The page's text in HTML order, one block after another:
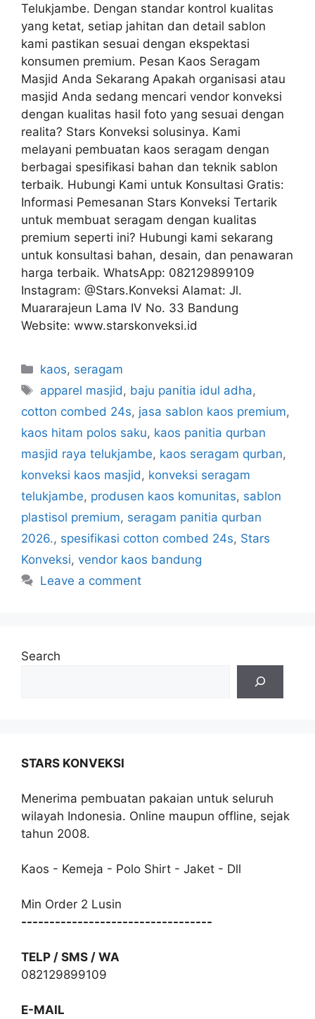
Telukjambe. Dengan standar kontrol kualitas
yang ketat, setiap jahitan dan detail sablon
kami pastikan sesuai dengan ekspektasi
konsumen premium. Pesan Kaos Seragam
Masjid Anda Sekarang Apakah organisasi atau
masjid Anda sedang mencari vendor konveksi
dengan kualitas hasil foto yang sesuai dengan
realita? Stars Konveksi solusinya. Kami
melayani pembuatan kaos seragam dengan
berbagai spesifikasi bahan dan teknik sablon
terbaik. Hubungi Kami untuk Konsultasi Gratis:
Informasi Pemesanan Stars Konveksi Tertarik
untuk membuat seragam dengan kualitas
premium seperti ini? Hubungi kami sekarang
untuk konsultasi bahan, desain, dan penawaran
harga terbaik. WhatsApp: 082129899109
Instagram: @Stars.Konveksi Alamat: Jl.
Muararajeun Lama IV No. 33 Bandung
Website: www.starskonveksi.id
kaos, seragam
apparel masjid , baju panitia idul adha,
cotton combed 24s, jasa sablon kaos premium,
kaos hitam polos saku, kaos panitia qurban
masjid raya telukjambe, kaos seragam qurban,
konveksi kaos masjid , konveksi seragam
telukjambe, produsen kaos komunitas, sablon
plastisol premium, seragam panitia qurban
2026., spesifikasi cotton combed 24s, Stars
Konveksi, vendor kaos bandung
Leave a comment
Search
STARS KONVEKSI
Menerima pembuatan pakaian untuk seluruh
wilayah Indonesia. Online maupun offline, sejak
tahun 2008.
Kaos - Kemeja - Polo Shirt - Jaket - Dll
Min Order 2 Lusin
----------------------------------
TELP / SMS / WA
082129899109
E-MAIL